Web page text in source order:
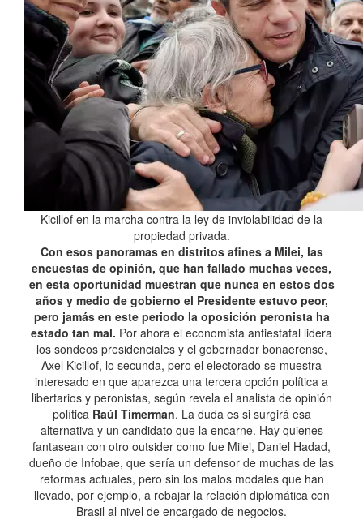
Kicillof en la marcha contra la ley de inviolabilidad de la
propiedad privada.
Con esos panoramas en distritos afines a Milei, las
encuestas de opinión, que han fallado muchas veces,
en esta oportunidad muestran que nunca en estos dos
años y medio de gobierno el Presidente estuvo peor,
pero jamás en este periodo la oposición peronista ha
estado tan mal. Por ahora el economista antiestatal lidera
los sondeos presidenciales y el gobernador bonaerense,
Axel Kicillof, lo secunda, pero el electorado se muestra
interesado en que aparezca una tercera opción política a
libertarios y peronistas, según revela el analista de opinión
políticaRaúl Timerman. La duda es si surgirá esa
alternativa y un candidato que la encarne. Hay quienes
fantasean con otro outsider como fue Milei, Daniel Hadad,
dueño de Infobae, que sería un defensor de muchas de las
reformas actuales, pero sin los malos modales que han
llevado, por ejemplo, a rebajar la relación diplomática con
Brasil al nivel de encargado de negocios.